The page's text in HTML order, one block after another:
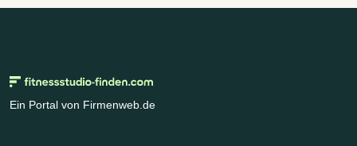
Ein Portal von Firmenweb.de